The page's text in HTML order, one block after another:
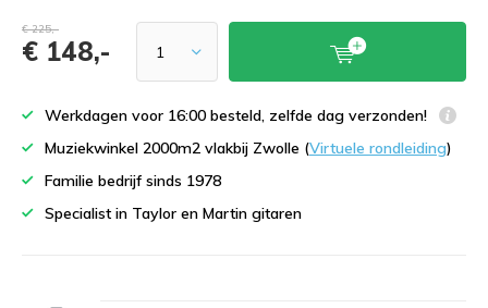
€ 225,-
€ 148,-
Werkdagen voor 16:00 besteld, zelfde dag verzonden!
Muziekwinkel 2000m2 vlakbij Zwolle (Virtuele rondleiding)
Familie bedrijf sinds 1978
Specialist in Taylor en Martin gitaren